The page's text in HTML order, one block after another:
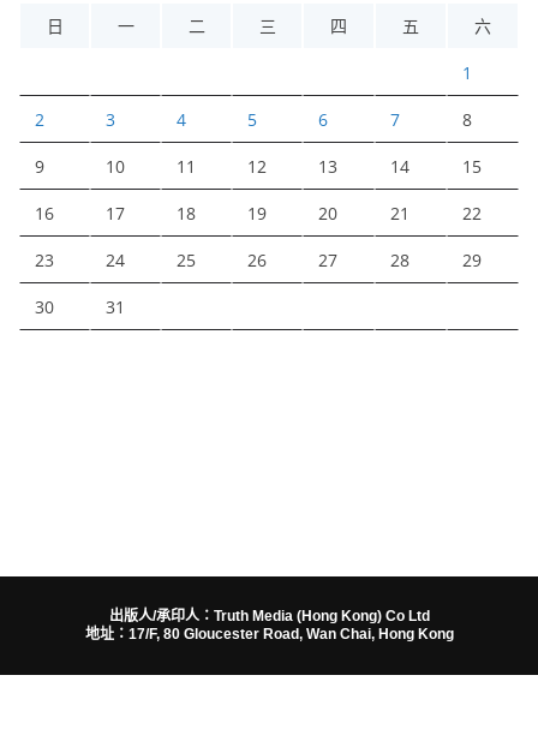
日
一 二 三 四 五 六
1
2 3 4 5 6 7 8
9 10 11 12 13 14 15
16 17 18 19 20 21 22
23 24 25 26 27 28 29
30 31
出版人/承印人：Truth Media (Hong Kong) Co Ltd
地址：17/F, 80 Gloucester Road, Wan Chai, Hong Kong